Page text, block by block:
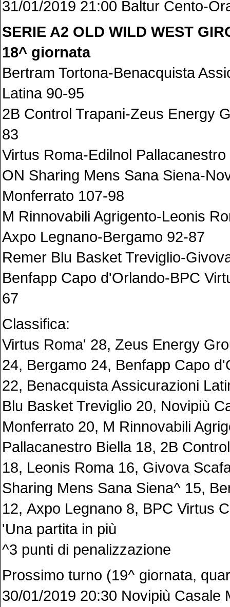
31/01/2019 21:00 Baltur Cento-
SERIE A2 OLD WILD WEST
18^ giornata
Bertram Tortona-Benacquista
Latina 90-95
2B Control Trapani-Zeus Energy
83
Virtus Roma-Edilnol
ON Sharing Mens Sana Siena-
Monferrato 107-98
M Rinnovabili Agrigento-Leonis
Axpo Legnano-Bergamo 92-87
Remer Blu Basket Treviglio-
Benfapp Capo d'Orlando-BPC
67
Classifica:
Virtus Roma' 28, Zeus Energy
24, Bergamo 24, Benfapp Capo
22, Benacquista Assicurazioni
Blu Basket Treviglio 20, Novipiù
Monferrato 20, M Rinnovabili
Pallacanestro Biella 18, 2B
18, Leonis Roma 16, Givova
Sharing Mens Sana Siena^ 15,
12, Axpo Legnano 8, BPC Virtus
'Una partita in più
^3 punti di penalizzazione
Prossimo turno (19^ giornata,
30/01/2019 20:30 Novipiù Casale